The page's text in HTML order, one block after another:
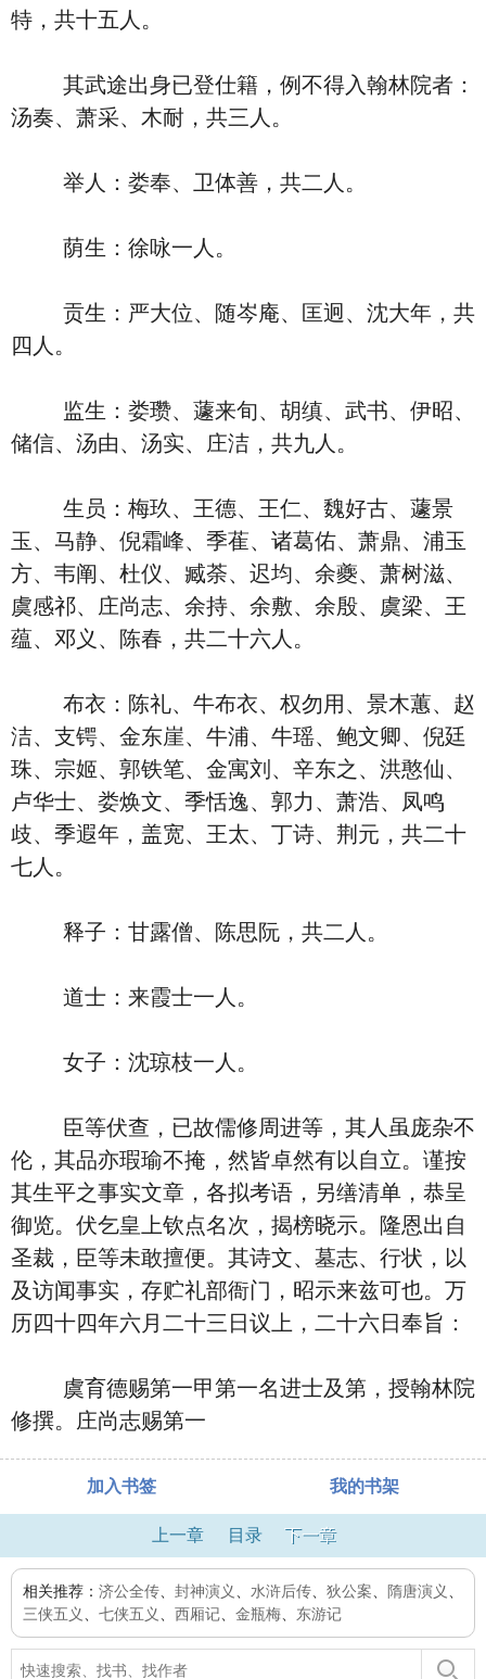
特，共十五人。
其武途出身已登仕籍，例不得入翰林院者：
汤奏、萧采、木耐，共三人。
举人：娄奉、卫体善，共二人。
荫生：徐咏一人。
贡生：严大位、随岑庵、匡迥、沈大年，共
四人。
监生：娄瓒、蘧来旬、胡缜、武书、伊昭、
储信、汤由、汤实、庄洁，共九人。
生员：梅玖、王德、王仁、魏好古、蘧景
玉、马静、倪霜峰、季萑、诸葛佑、萧鼎、浦玉
方、韦阐、杜仪、臧荼、迟均、余夔、萧树滋、
虞感祁、庄尚志、余持、余敷、余殷、虞梁、王
蕴、邓义、陈春，共二十六人。
布衣：陈礼、牛布衣、权勿用、景木蕙、赵
洁、支锷、金东崖、牛浦、牛瑶、鲍文卿、倪廷
珠、宗姬、郭铁笔、金寓刘、辛东之、洪憨仙、
卢华士、娄焕文、季恬逸、郭力、萧浩、凤鸣
歧、季遐年，盖宽、王太、丁诗、荆元，共二十
七人。
释子：甘露僧、陈思阮，共二人。
道士：来霞士一人。
女子：沈琼枝一人。
臣等伏查，已故儒修周进等，其人虽庞杂不
伦，其品亦瑕瑜不掩，然皆卓然有以自立。谨按
其生平之事实文章，各拟考语，另缮清单，恭呈
御览。伏乞皇上钦点名次，揭榜晓示。隆恩出自
圣裁，臣等未敢擅便。其诗文、墓志、行状，以
及访闻事实，存贮礼部衙门，昭示来兹可也。万
历四十四年六月二十三日议上，二十六日奉旨：
虞育德赐第一甲第一名进士及第，授翰林院
修撰。庄尚志赐第一
加入书签 我的书架
上一章 目录 下一章
相关推荐： 济公全传 封神演义 水浒后传 狄公案 隋唐演义
三侠五义
七侠五义 西厢记 金瓶梅 东游记